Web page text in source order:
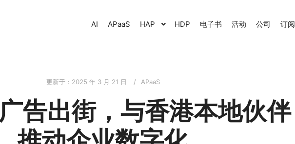
AI APaaS HAP HDP 电子书 活动 公司 订阅
更新于： 2025 年 3 月 21 日 APaaS
告出街，与香港本地伙伴